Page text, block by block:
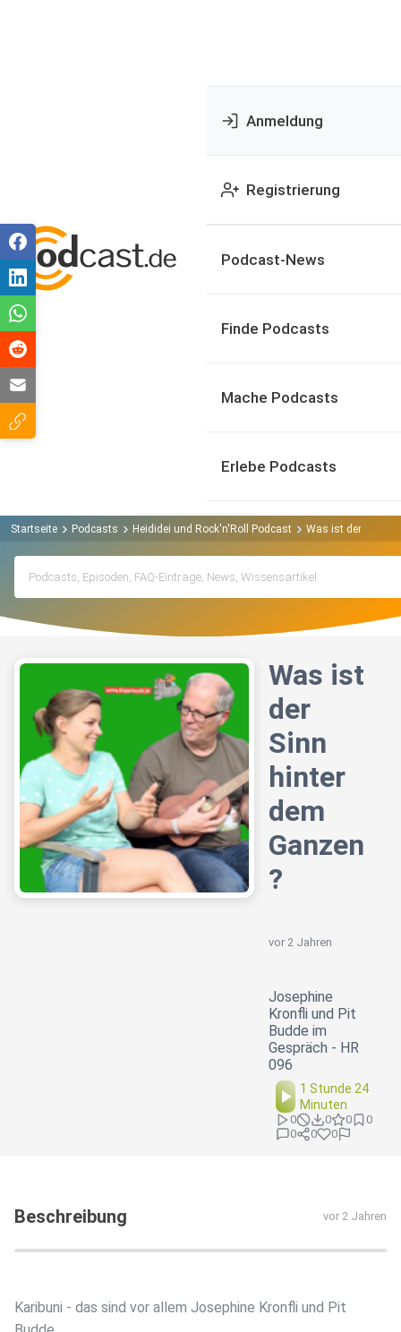
Anmeldung
Registrierung
Podcast-News
Finde Podcasts
Mache Podcasts
Erlebe Podcasts
Startseite Podcasts Heididei und Rock'n'Roll Podcast Was ist der Sinn
Was ist
der
Sinn
hinter
dem
Ganzen
?
vor 2 Jahren
Josephine
Kronfli und Pit
Budde im
Gespräch - HR
096
1 Stunde 24
Minuten
0 0 0
0
0
0 0
Beschreibung vor 2 Jahren
Karibuni - das sind vor allem Josephine Kronfli und Pit